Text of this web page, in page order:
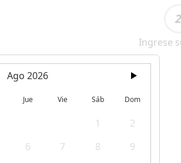
2
Ingrese
Ago 2026
Jue Vie Sáb Dom
1
2
6 7 8
9